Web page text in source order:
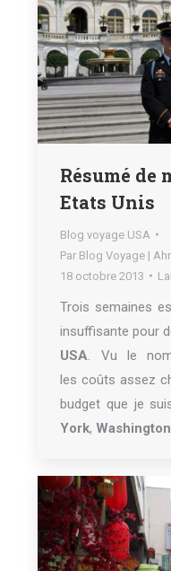
Résumé de
Etats Unis
Blog voyage USA
Par Blog Voyage |
18 octobre 2013
Trois semaines
insuffisante pour
USA . Vu le
les coûts assez
budget que je
York,